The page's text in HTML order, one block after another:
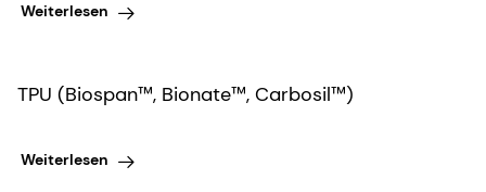
Weiterlesen
TPU (Biospan™, Bionate™, Carbosil™)
Weiterlesen